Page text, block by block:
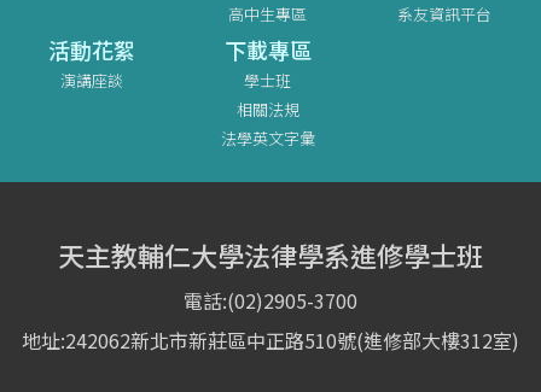
高中生專區
系友資訊平台
活動花絮
演講座談
下載專區
學士班
相關法規
法學英文字彙
天主教輔仁大學法律學系進修學士班
電話:(02)2905-3700
地址:242062新北市新莊區中正路510號(進修部大樓312室)